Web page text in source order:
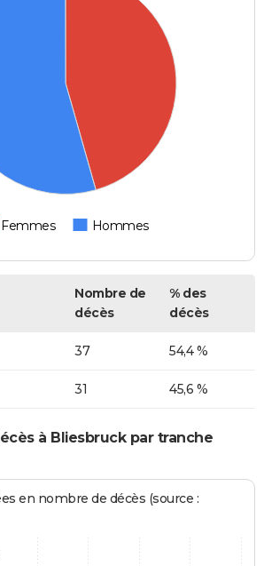
Femmes Hommes
Nombre de
décès
% des
décès
37 54,4 %
31 45,6 %
à Bliesbruck par tranche
en nombre de décès (source :